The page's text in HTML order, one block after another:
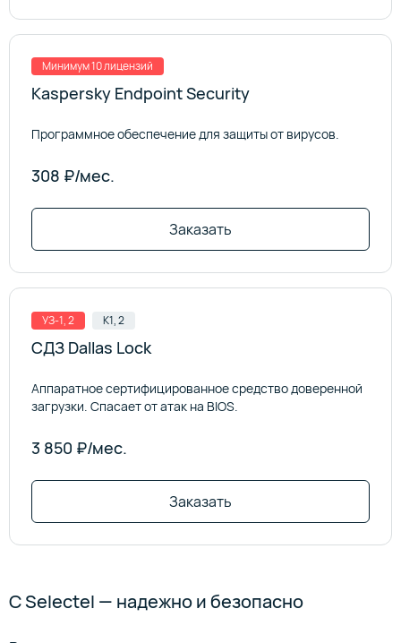
Минимум 10 лицензий
Kaspersky Endpoint Security
Программное обеспечение для защиты от вирусов.
308 ₽/мес.
Заказать
УЗ-1, 2 К1, 2
СДЗ Dallas Lock
Аппаратное сертифицированное средство доверенной
загрузки. Спасает от атак на BIOS.
3 850 ₽/мес.
Заказать
С Selectel — надежно и безопасно